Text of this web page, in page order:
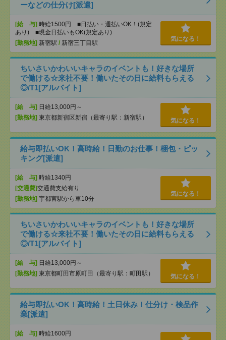
ーなどの仕分け[派遣]
[給 与] 時給1500円 ■日払い・週払いOK！(規定
あり) ■現金日払いもOK(規定あり)
[勤務地] 新宿駅 / 新宿三丁目駅
気になる！
ちいさいかわいいキャラのイベントも！好きな場所
で働ける☆来社不要！働いたその日に給料もらえる
◎/T1[アルバイト]
[給 与] 日給13,000円～
[勤務地] 東京都新宿区新宿（最寄り駅：新宿駅） 気になる！
給与即払いOK！高時給！日勤のお仕事！梱包・ピッ
キング[派遣]
[給 与] 時給1340円
[交通費]交通費支給有り
[勤務地] 宇都宮駅から車10分
気になる！
ちいさいかわいいキャラのイベントも！好きな場所
で働ける☆来社不要！働いたその日に給料もらえる
◎/T1[アルバイト]
[給 与] 日給13,000円～
[勤務地] 東京都町田市原町田（最寄り駅：町田駅） 気になる！
給与即払いOK！高時給！土日休み！仕分け・検品作
業[派遣]
[給 与] 時給1600円